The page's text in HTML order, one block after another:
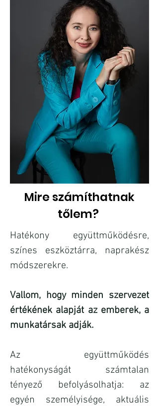
Mire számíthatnak
tőlem?
Hatékony együttműködésre,
színes eszköztárra, naprakész
módszerekre.
Vallom, hogy minden szervezet
értékének alapját az emberek, a
munkatársak adják.
Az együttműködés
hatékonyságát számtalan
tényező befolyásolhatja: az
egyén személyisége, aktuális